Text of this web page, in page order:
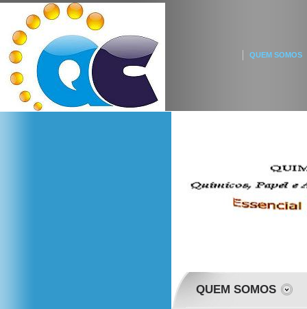
QUEM SOMOS
QUEM SOMOS